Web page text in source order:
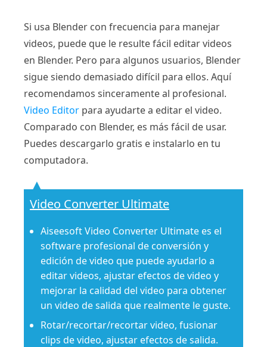
Si usa Blender con frecuencia para manejar
videos, puede que le resulte fácil editar videos
en Blender. Pero para algunos usuarios, Blender
sigue siendo demasiado difícil para ellos. Aquí
recomendamos sinceramente al profesional.
Video Editor para ayudarte a editar el video.
Comparado con Blender, es más fácil de usar.
Puedes descargarlo gratis e instalarlo en tu
computadora.
Video Converter Ultimate
Aiseesoft Video Converter Ultimate es el
software profesional de conversión y
edición de video que puede ayudarlo a
editar videos, ajustar efectos de video y
mejorar la calidad del video para obtener
un video de salida que realmente le guste.
Rotar/recortar/recortar video, fusionar
clips de video, ajustar efectos de salida.